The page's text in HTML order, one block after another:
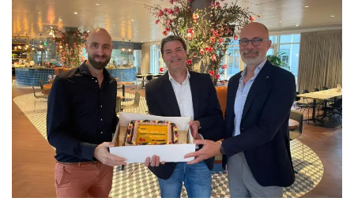
We verwachten